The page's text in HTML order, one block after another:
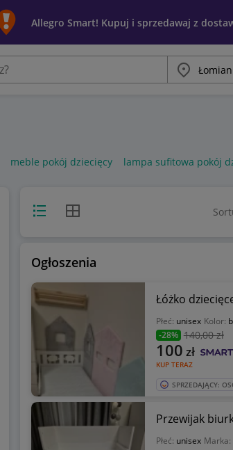
Allegro Smart! Kupuj i sprzedawaj z
Miasto
meble pokój dziecięcy lampa sufitowa pokój
Widok listyWidok siatki
Ogłoszenia
Łóżko
Płeć: unisex Kolor:
-28% 140,00 zł
KUP TERAZ
100 zł
SPRZEDAJĄCY:
Przewijak
Płeć: unisex Marka: